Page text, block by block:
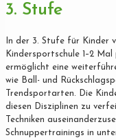
3. Stufe
In der 3. Stufe für Kinder
Kindersportschule 1–2
ermöglicht eine
wie Ball- und
Trendsportarten. Die
diesen Disziplinen zu
Techniken
Schnuppertrainings in